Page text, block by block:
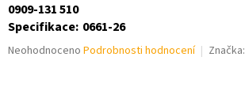
0909-131 510
Specifikace: 0661-26
Průměrné
Neohodnoceno Podrobnosti hodnocení Značka: